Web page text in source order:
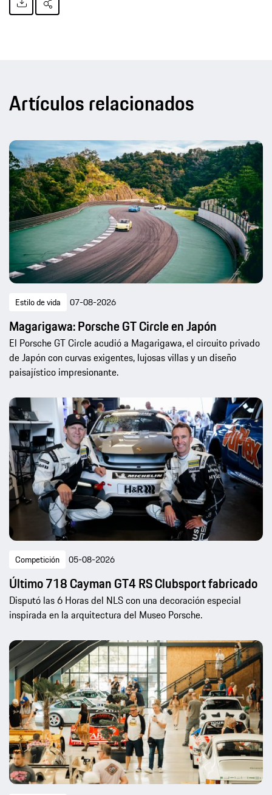
Artículos relacionados
Estilo de vida 07-08-2026
Magarigawa: Porsche GT Circle en Japón
El Porsche GT Circle acudió a Magarigawa, el circuito privado
de Japón con curvas exigentes, lujosas villas y un diseño
paisajístico impresionante.
Competición 05-08-2026
Último 718 Cayman GT4 RS Clubsport fabricado
Disputó las 6 Horas del NLS con una decoración especial
inspirada en la arquitectura del Museo Porsche.